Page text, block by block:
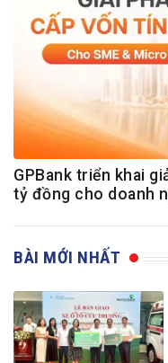
GPBank triển khai
tỷ đồng cho doanh
BÀI MỚI NHẤT